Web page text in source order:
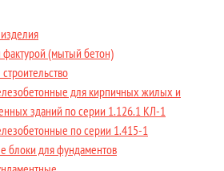
(мытый бетон)
для кирпичных жилых и
зданий по серии 1.126.1 КЛ-1
по серии 1.415-1
блоки для фундаментов